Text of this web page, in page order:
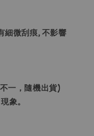
細微刮痕, 不影響
一，隨機出貨)
象。